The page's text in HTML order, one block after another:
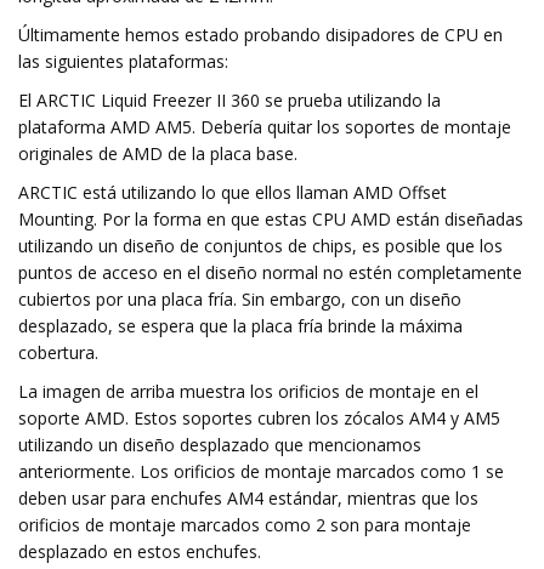
Últimamente hemos estado probando disipadores de CPU en
las siguientes plataformas:
El ARCTIC Liquid Freezer II 360 se prueba utilizando la
plataforma AMD AM5. Debería quitar los soportes de montaje
originales de AMD de la placa base.
ARCTIC está utilizando lo que ellos llaman AMD Offset
Mounting. Por la forma en que estas CPU AMD están diseñadas
utilizando un diseño de conjuntos de chips, es posible que los
puntos de acceso en el diseño normal no estén completamente
cubiertos por una placa fría. Sin embargo, con un diseño
desplazado, se espera que la placa fría brinde la máxima
cobertura.
La imagen de arriba muestra los orificios de montaje en el
soporte AMD. Estos soportes cubren los zócalos AM4 y AM5
utilizando un diseño desplazado que mencionamos
anteriormente. Los orificios de montaje marcados como 1 se
deben usar para enchufes AM4 estándar, mientras que los
orificios de montaje marcados como 2 son para montaje
desplazado en estos enchufes.